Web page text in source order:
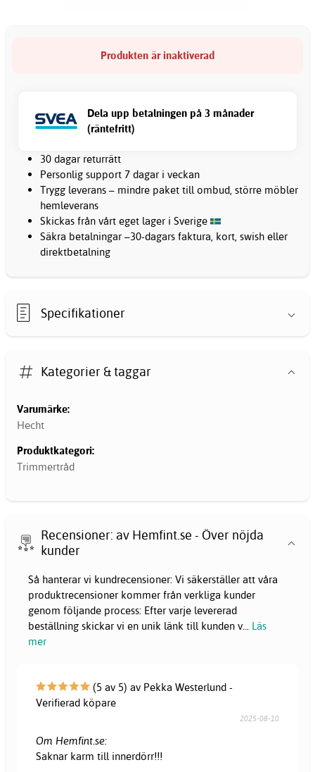
Produkten är inaktiverad
Dela upp betalningen på 3 månader
(räntefritt)
30 dagar returrätt
Personlig support 7 dagar i veckan
Trygg leverans – mindre paket till ombud, större möbler
hemleverans
Skickas från vårt eget lager i Sverige
Säkra betalningar –30-dagars faktura, kort, swish eller
direktbetalning
Specifikationer
Kategorier & taggar
Varumärke:
Hecht
Produktkategori:
Trimmertråd
Recensioner: av Hemfint.se - Över nöjda
kunder
Så hanterar vi kundrecensioner: Vi säkerställer att våra
produktrecensioner kommer från verkliga kunder
genom följande process: Efter varje levererad
beställning skickar vi en unik länk till kunden v... Läs
mer
(5 av 5) av Pekka Westerlund -
Verifierad köpare
2025-08-10
Om Hemfint.se:
Saknar karm till innerdörr!!!